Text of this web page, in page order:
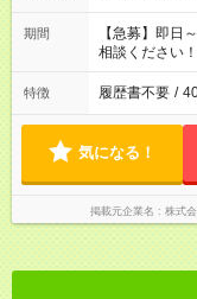
期間
【急募】即
相談ください！
特徴 履歴書不要 /
気になる！
掲載元企業名 株式